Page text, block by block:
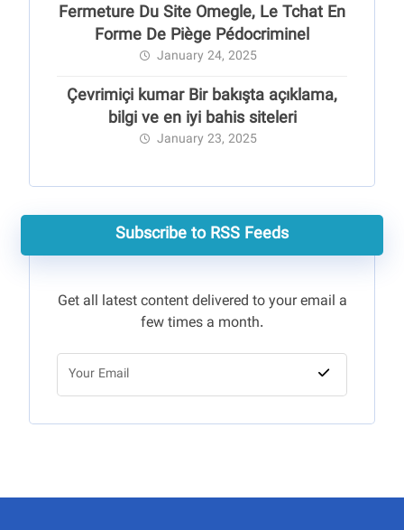
Fermeture Du Site Omegle, Le Tchat En
Forme De Piège Pédocriminel
January 24, 2025
Çevrimiçi kumar Bir bakışta açıklama,
bilgi ve en iyi bahis siteleri
January 23, 2025
Subscribe to RSS Feeds
Get all latest content delivered to your email a
few times a month.